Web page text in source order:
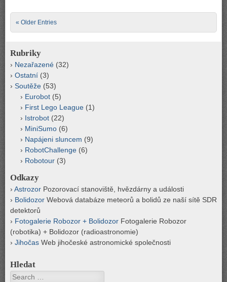
Post navigation
« Older Entries
Rubriky
Nezařazené (32)
Ostatní (3)
Soutěže (53)
Eurobot (5)
First Lego League (1)
Istrobot (22)
MiniSumo (6)
Napájeni sluncem (9)
RobotChallenge (6)
Robotour (3)
Odkazy
Astrozor Pozorovací stanoviště, hvězdárny a události
Bolidozor Webová databáze meteorů a bolidů ze naší sítě SDR
detektorů
Fotogalerie Robozor + Bolidozor Fotogalerie Robozor
(robotika) + Bolidozor (radioastronomie)
Jihočas Web jihočeské astronomické společnosti
Hledat
Search